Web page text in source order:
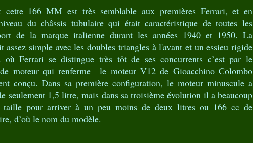
cette 166 MM est très semblable aux premières Ferrari, et en
du châssis tubulaire qui était caractéristique de toutes les
de la marque italienne durant les années 1940 et 1950. La
assez simple avec les doubles triangles à l'avant et un essieu rigide
où Ferrari se distingue très tôt de ses concurrents c’est par le
moteur qui renferme le moteur V12 de Gioacchino Colombo
conçu. Dans sa première configuration, le moteur minuscule a
seulement 1,5 litre, mais dans sa troisième évolution il a beaucoup
taille pour arriver à un peu moins de deux litres ou 166 cc de
d’où le nom du modèle.